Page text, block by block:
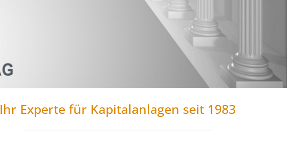
Ihr Experte für Kapitalanlagen seit 1983